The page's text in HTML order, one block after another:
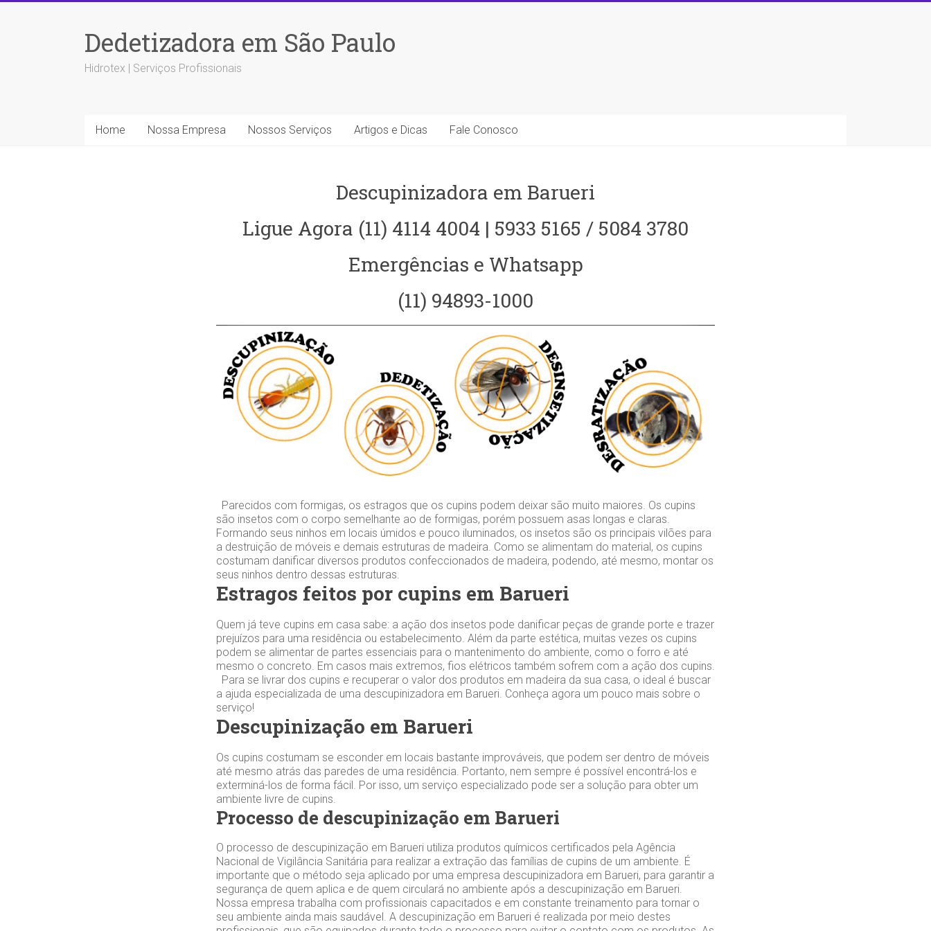
Dedetizadora em São Paulo
Hidrotex | Serviços Profissionais
Home Nossa Empresa Nossos Serviços Artigos e Dicas Fale Conosco
Descupinizadora em Barueri
Ligue Agora (11) 4114 4004 | 5933 5165 / 5084 3780
Emergências e Whatsapp
(11) 94893-1000
Parecidos com formigas, os estragos que os cupins podem deixar são muito maiores. Os cupins
são insetos com o corpo semelhante ao de formigas, porém possuem asas longas e claras.
Formando seus ninhos em locais úmidos e pouco iluminados, os insetos são os principais vilões para
a destruição de móveis e demais estruturas de madeira. Como se alimentam do material, os cupins
costumam danificar diversos produtos confeccionados de madeira, podendo, até mesmo, montar os
seus ninhos dentro dessas estruturas.
Estragos feitos por cupins em Barueri
Quem já teve cupins em casa sabe: a ação dos insetos pode danificar peças de grande porte e trazer
prejuízos para uma residência ou estabelecimento. Além da parte estética, muitas vezes os cupins
podem se alimentar de partes essenciais para o mantenimento do ambiente, como o forro e até
mesmo o concreto. Em casos mais extremos, fios elétricos também sofrem com a ação dos cupins.
Para se livrar dos cupins e recuperar o valor dos produtos em madeira da sua casa, o ideal é buscar
a ajuda especializada de uma descupinizadora em Barueri. Conheça agora um pouco mais sobre o
serviço!
Descupinização em Barueri
Os cupins costumam se esconder em locais bastante improváveis, que podem ser dentro de móveis
até mesmo atrás das paredes de uma residência. Portanto, nem sempre é possível encontrá-los e
exterminá-los de forma fácil. Por isso, um serviço especializado pode ser a solução para obter um
ambiente livre de cupins.
Processo de descupinização em Barueri
O processo de descupinização em Barueri utiliza produtos químicos certificados pela Agência
Nacional de Vigilância Sanitária para realizar a extração das famílias de cupins de um ambiente. É
importante que o método seja aplicado por uma empresa descupinizadora em Barueri, para garantir a
segurança de quem aplica e de quem circulará no ambiente após a descupinização em Barueri.
Nossa empresa trabalha com profissionais capacitados e em constante treinamento para tornar o
seu ambiente ainda mais saudável. A descupinização em Barueri é realizada por meio destes